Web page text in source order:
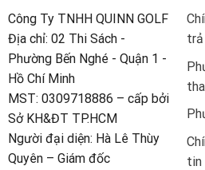
Công Ty TNHH QUINN GOLF
Địa chỉ: 02 Thi Sách -
Phường Bến Nghé - Quận 1 -
Hồ Chí Minh
MST: 0309718886 – cấp bởi
Sở KH&ĐT TP.HCM
Người đại diện: Hà Lê Thùy
Quyên – Giám đốc
trả
tin